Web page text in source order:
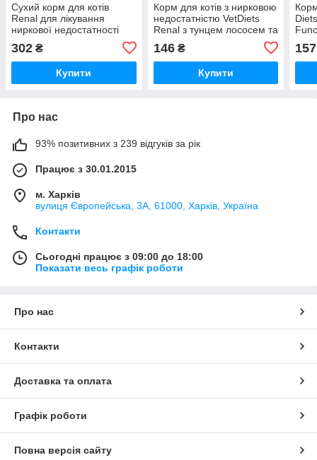
Сухий корм для котів
Renal для лікування
ниркової недостатності
302 ₴
Купити
Корм для котів з нирковою
недостатністю VetDiets
Renal з тунцем лососем та
146₴
Купити
195
157
Про нас
93% позитивних з 239 відгуків за рік
Працює з 30.01.2015
м. Харків
вулиця Європейська, 3А, 61000, Харків, Україна
Контакти
Сьогодні працює з 09:00 до 18:00
Показати весь графік роботи
Про нас
Контакти
Доставка та оплата
Графік роботи
Повна версія сайту